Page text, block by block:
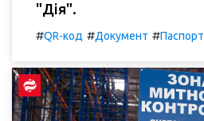
"Дія".
#QR-код #Документ #Паспорт